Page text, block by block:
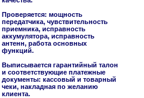
Проверяется: мощность
передатчика, чувствительность
приемника, исправность
аккумулятора, исправность
антенн, работа основных
функций.
Выписывается гарантийный талон
и соответствующие платежные
документы: кассовый и товарный
чеки, накладная по желанию
клиента.